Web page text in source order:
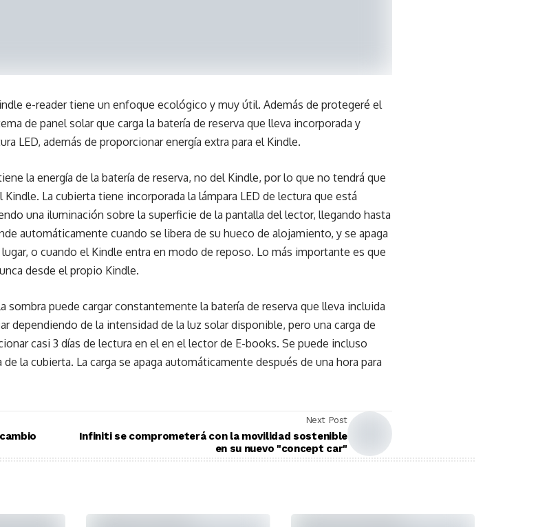
e-reader tiene un enfoque ecológico y muy útil. Además de protegeré el
de panel solar que carga la batería de reserva que lleva incorporada y
LED, además de proporcionar energía extra para el Kindle.
la energía de la batería de reserva, no del Kindle, por lo que no tendrá que
La cubierta tiene incorporada la lámpara LED de lectura que está
una iluminación sobre la superficie de la pantalla del lector, llegando hasta
automáticamente cuando se libera de su hueco de alojamiento, y se apaga
o cuando el Kindle entra en modo de reposo. Lo más importante es que
desde el propio Kindle.
sombra puede cargar constantemente la batería de reserva que lleva incluida
dependiendo de la intensidad de la luz solar disponible, pero una carga de
casi 3 días de lectura en el en el lector de E-books. Se puede incluso
la cubierta. La carga se apaga automáticamente después de una hora para
Next Post
Infiniti se comprometerá con la movilidad sostenible
en su nuevo "concept car"